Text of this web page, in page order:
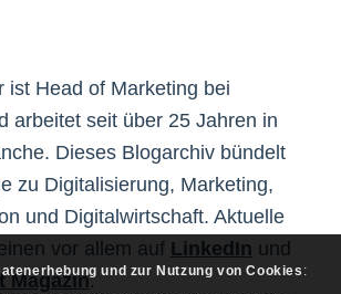
ist Head of Marketing bei
arbeitet seit über 25 Jahren in
Dieses Blogarchiv bündelt
zu Digitalisierung, Marketing,
und Digitalwirtschaft. Aktuelle
vor allem auf LinkedIn und
Magazin. und zur Nutzung von Cookies :